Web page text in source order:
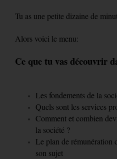
Tu as une petite dizaine de
Alors voici le menu:
Ce que tu vas découvrir
Les fondements de la
Quels sont les services
Comment et combien
la société ?
Le plan de rémunération
son sujet